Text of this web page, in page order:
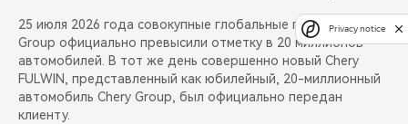
25 июля 2026 года совокупные глобальные продажи Chery
Group официально превысили отметку в 20 миллионов
автомобилей. В тот же день совершенно новый Chery
FULWIN, представленный как юбилейный, 20-миллионный
автомобиль Chery Group, был официально передан
клиенту.
Privacy notice